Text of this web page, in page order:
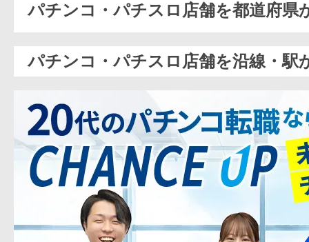
パチンコ・パチスロ店舗を都道府県
パチンコ・パチスロ店舗を沿線・駅